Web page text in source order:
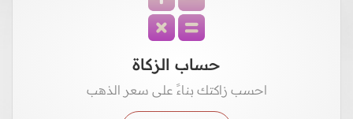
حساب الزكاة
احسب زاكتك بناءً على سعر الذهب